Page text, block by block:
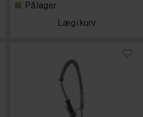
På lager
Læg i kurv